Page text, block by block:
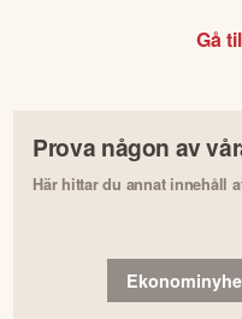
Gå
Prova någon av
Här hittar du annat innehåll